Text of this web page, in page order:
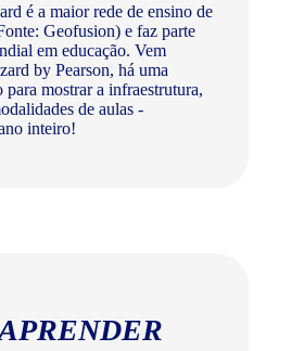
é a maior rede de ensino de
Geofusion) e faz parte
em educação. Vem
by Pearson, há uma
para mostrar a infraestrutura,
de aulas -
inteiro!